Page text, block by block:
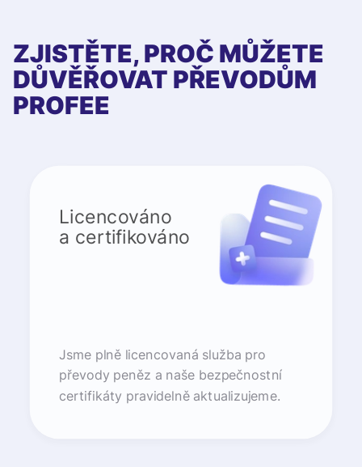
ZJISTĚTE, PROČ MŮŽETE
DŮVĚŘOVAT PŘEVODŮM
PROFEE
Licencováno
a certifikováno
Jsme plně licencovaná služba pro
převody peněz a naše bezpečnostní
certifikáty pravidelně aktualizujeme.